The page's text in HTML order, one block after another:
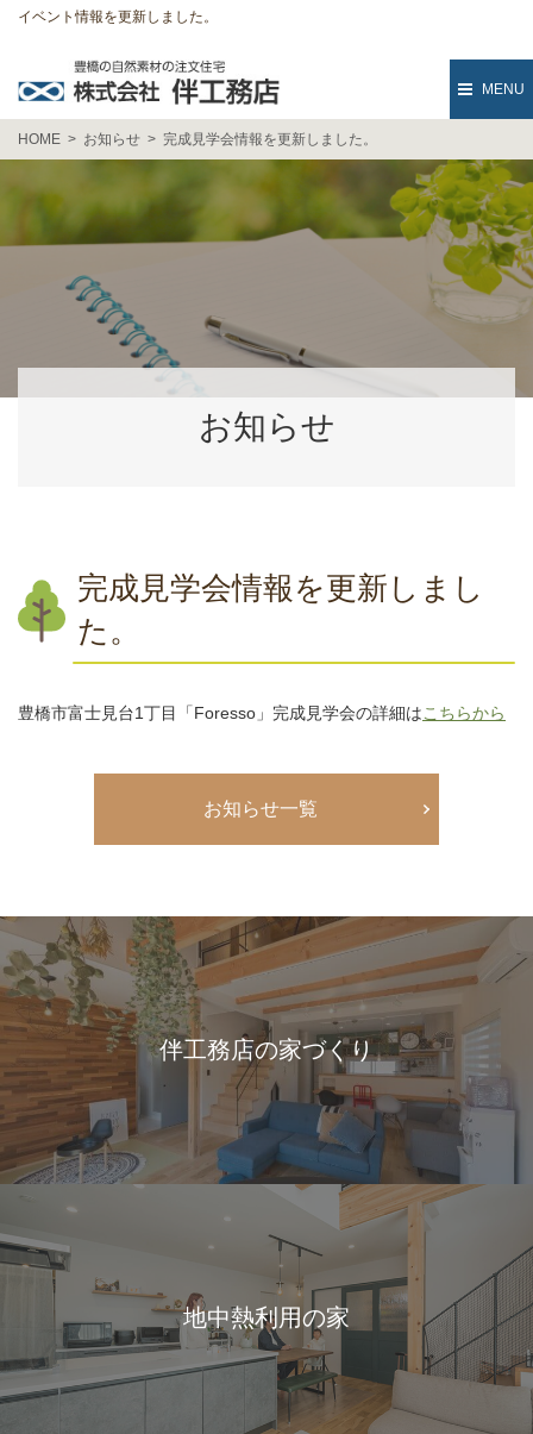
イベント情報を更新しました。
MENU
HOME お知らせ 完成見学会情報を更新しました。
お知らせ
完成見学会情報を更新しまし
た。
豊橋市富士見台1丁目「Foresso」完成見学会の詳細はこちらから
お知らせ一覧
伴工務店の家づくり
地中熱利用の家